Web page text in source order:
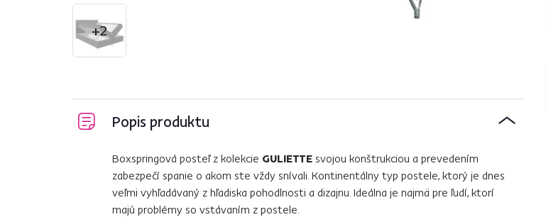
+2
Popis produktu
Boxspringová posteľ z kolekcie GULIETTE svojou konštrukciou a prevedením
zabezpečí spanie o akom ste vždy snívali. Kontinentálny typ postele, ktorý je dnes
veľmi vyhľadávaný z hľadiska pohodlnosti a dizajnu. Ideálna je najmä pre ľudí, ktorí
majú problémy so vstávaním z postele.